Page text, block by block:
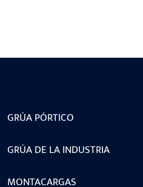
GRÚA PÓRTICO
GRÚA DE LA INDUSTRIA
MONTACARGAS